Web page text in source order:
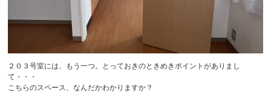
２０３号室には、もう一つ。とっておきのときめきポイントがありまし
て・・・
こちらのスペース、なんだかわかりますか？